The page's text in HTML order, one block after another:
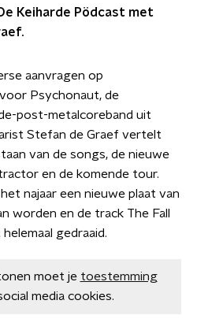
Keiharde Pödcast met
aanvragen op
voor Psychonaut, de
post-metalcoreband uit
Stefan de Graef vertelt
van de songs, de nieuwe
en de komende tour.
najaar een nieuwe plaat van
worden en de track The Fall
gedraaid.
moet je toestemming
media cookies.